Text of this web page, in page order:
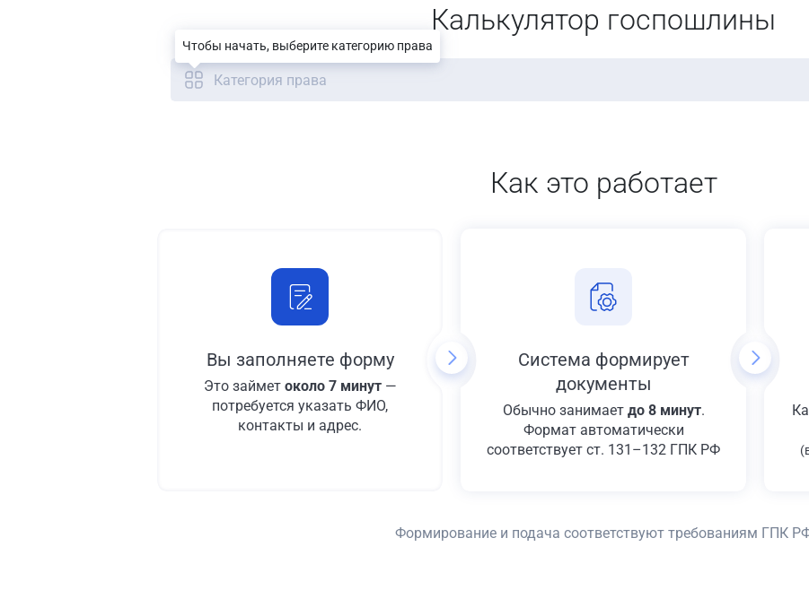
Калькулятор госпошлины
Категория права
Как это работает
Вы заполняете форму
Это займет около 7 минут—
потребуется указать ФИО,
контакты и адрес.
Система формирует
документы
Обычно занимает до 8 минут.
Формат автоматически
соответствует ст. 131–132 ГПК РФ
Формирование и подача соответствуют требованиям ГПК
Чтобы начать, выберите категорию права